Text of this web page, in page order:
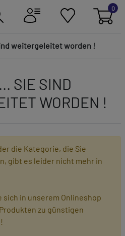
0
weitergeleitet worden !
SIE SIND
WORDEN !
die Kategorie, die Sie
gibt es leider nicht mehr in
sich in unserem Onlineshop
zu günstigen